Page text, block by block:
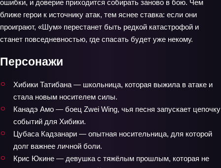
ошибки, и доверие приходится собирать заново в бою. Чем
ближе герои к источнику атак, тем яснее ставка: если они
проиграют, «Шум» перестанет быть редкой катастрофой и
станет повседневностью, где спасать будет уже некому.
Персонажи
Хибики Татибана — школьница, которая выжила в атаке и
стала новым носителем силы.
Канадэ Амо — боец Zwei Wing, чья песня запускает цепочку
событий для Хибики.
Цубаса Кадзанари — опытная носительница, для которой
долг важнее личной боли.
Крис Юкине — девушка с тяжёлым прошлым, которая не